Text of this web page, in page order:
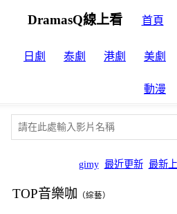
DramasQ線上看 首頁
日劇 泰劇 港劇 美劇
動漫
gimy 最近更新 最新
TOP音樂咖 （綜藝）